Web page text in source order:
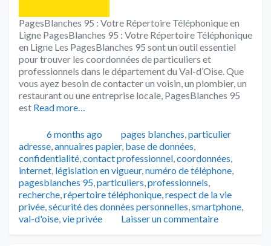
PagesBlanches 95 : Votre Répertoire Téléphonique en
Ligne PagesBlanches 95 : Votre Répertoire Téléphonique
en Ligne Les PagesBlanches 95 sont un outil essentiel
pour trouver les coordonnées de particuliers et
professionnels dans le département du Val-d’Oise. Que
vous ayez besoin de contacter un voisin, un plombier, un
restaurant ou une entreprise locale, PagesBlanches 95
est Read more…
Publié
6 months ago Catégories
pages blanches,particulier
adresse,annuaires papier, base de données,
confidentialité,contact professionnel,coordonnées,
internet, législation en vigueur,numéro de téléphone,
pagesblanches 95,particuliers,professionnels,
recherche,répertoire téléphonique,respect de la vie
privée,sécurité des données personnelles,smartphone,
val-d'oise,vie privée Laisser un commentaire